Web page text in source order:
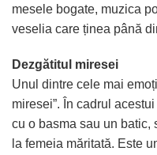
mesele bogate, muzica
veselia care ținea până
Dezgătitul miresei
Unul dintre cele mai
miresei”. În cadrul
cu o basma sau un batic,
la femeia măritată. Este